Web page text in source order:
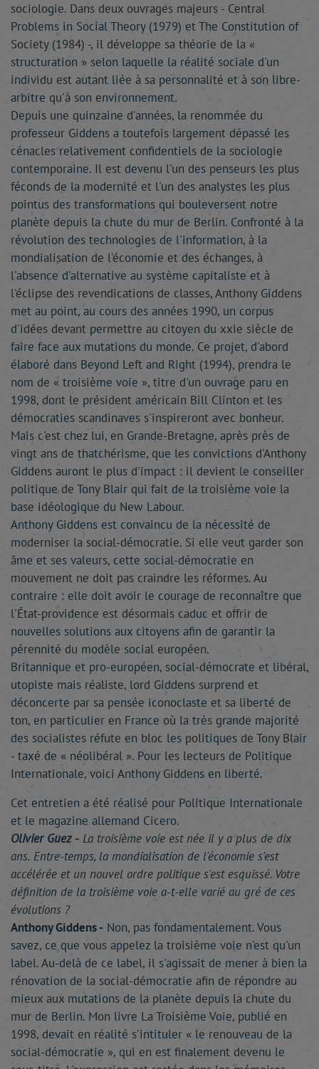
sociologie. Dans deux ouvrages majeurs - Central
Problems in Social Theory (1979) et The Constitution of
Society (1984) -, il développe sa théorie de la «
structuration » selon laquelle la réalité sociale d'un
individu est autant liée à sa personnalité et à son libre-
arbitre qu'à son environnement.
Depuis une quinzaine d'années, la renommée du
professeur Giddens a toutefois largement dépassé les
cénacles relativement confidentiels de la sociologie
contemporaine. Il est devenu l'un des penseurs les plus
féconds de la modernité et l'un des analystes les plus
pointus des transformations qui bouleversent notre
planète depuis la chute du mur de Berlin. Confronté à la
révolution des technologies de l'information, à la
mondialisation de l'économie et des échanges, à
l'absence d'alternative au système capitaliste et à
l'éclipse des revendications de classes, Anthony Giddens
met au point, au cours des années 1990, un corpus
d'idées devant permettre au citoyen du xxie siècle de
faire face aux mutations du monde. Ce projet, d'abord
élaboré dans Beyond Left and Right (1994), prendra le
nom de « troisième voie », titre d'un ouvrage paru en
1998, dont le président américain Bill Clinton et les
démocraties scandinaves s'inspireront avec bonheur.
Mais c'est chez lui, en Grande-Bretagne, après près de
vingt ans de thatchérisme, que les convictions d'Anthony
Giddens auront le plus d'impact : il devient le conseiller
politique de Tony Blair qui fait de la troisième voie la
base idéologique du New Labour.
Anthony Giddens est convaincu de la nécessité de
moderniser la social-démocratie. Si elle veut garder son
âme et ses valeurs, cette social-démocratie en
mouvement ne doit pas craindre les réformes. Au
contraire : elle doit avoir le courage de reconnaître que
l'État-providence est désormais caduc et offrir de
nouvelles solutions aux citoyens afin de garantir la
pérennité du modèle social européen.
Britannique et pro-européen, social-démocrate et libéral,
utopiste mais réaliste, lord Giddens surprend et
déconcerte par sa pensée iconoclaste et sa liberté de
ton, en particulier en France où la très grande majorité
des socialistes réfute en bloc les politiques de Tony Blair
- taxé de « néolibéral ». Pour les lecteurs de Politique
Internationale, voici Anthony Giddens en liberté.
Cet entretien a été réalisé pour Politique Internationale
et le magazine allemand Cicero.
Olivier Guez - La troisième voie est née il y a plus de dix
ans. Entre-temps, la mondialisation de l'économie s'est
accélérée et un nouvel ordre politique s'est esquissé. Votre
définition de la troisième voie a-t-elle varié au gré de ces
évolutions ?
Anthony Giddens - Non, pas fondamentalement. Vous
savez, ce que vous appelez la troisième voie n'est qu'un
label. Au-delà de ce label, il s'agissait de mener à bien la
rénovation de la social-démocratie afin de répondre au
mieux aux mutations de la planète depuis la chute du
mur de Berlin. Mon livre La Troisième Voie, publié en
1998, devait en réalité s'intituler « le renouveau de la
social-démocratie », qui en est finalement devenu le